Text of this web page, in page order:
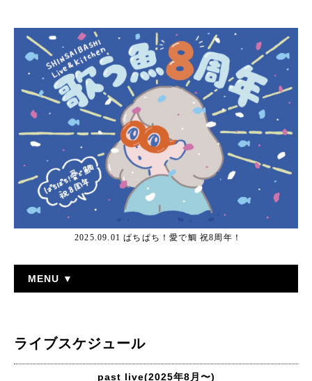
2025.09.01 ぱちぱち！愛で鯛 祝8周年！
MENU ▼
ライブスケジュール
past live(2025年8月〜)